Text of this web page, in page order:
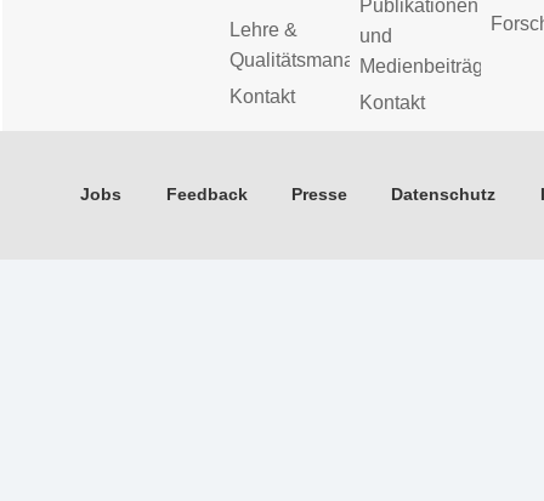
Lehre &
Qualitätsmanagement
Kontakt
Publikationen
und
Medienbeiträge
Kontakt
Jobs Feedback Presse Datenschutz